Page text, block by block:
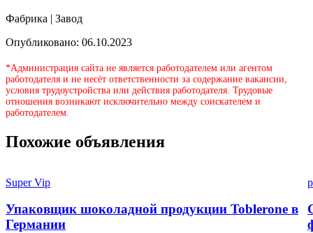
Фабрика | Завод
Опубликовано: 06.10.2023
*Администрация сайта не является работодателем или агентом
работодателя и не несёт ответственности за содержание вакансии,
условия трудоустройства или действия работодателя. Трудовые
отношения возникают исключительно между соискателем и
работодателем.
Похожие объявления
Super Vip
Упаковщик шоколадной продукции Toblerone в
Германии